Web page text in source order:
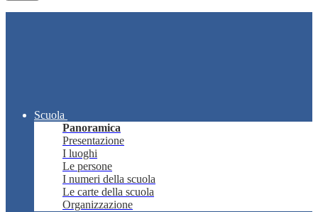
Scuola
Panoramica
Presentazione
I luoghi
Le persone
I numeri della scuola
Le carte della scuola
Organizzazione